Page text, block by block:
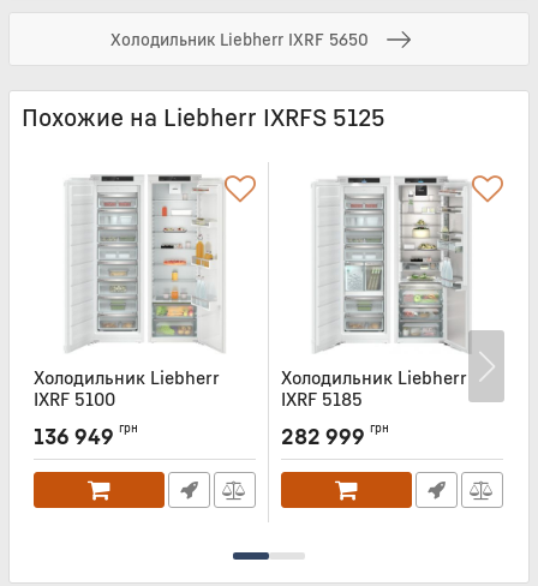
Холодильник Liebherr IXRF 5650
Похожие на Liebherr IXRFS 5125
Холодильник Liebherr
IXRF 5100
IXRF5100
136 949 грн
Холодильник Liebherr
IXRF 5185
IXRF5185
282 999 грн